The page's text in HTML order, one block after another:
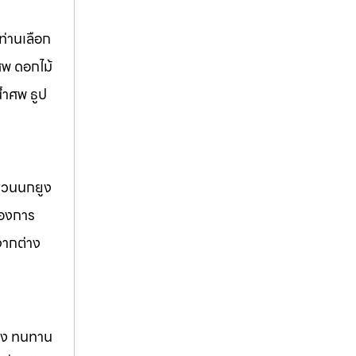
นเลือก
ดอกไม้
ศพ ธูป
นนกยูง
การ
กต่าง
ทนทาน